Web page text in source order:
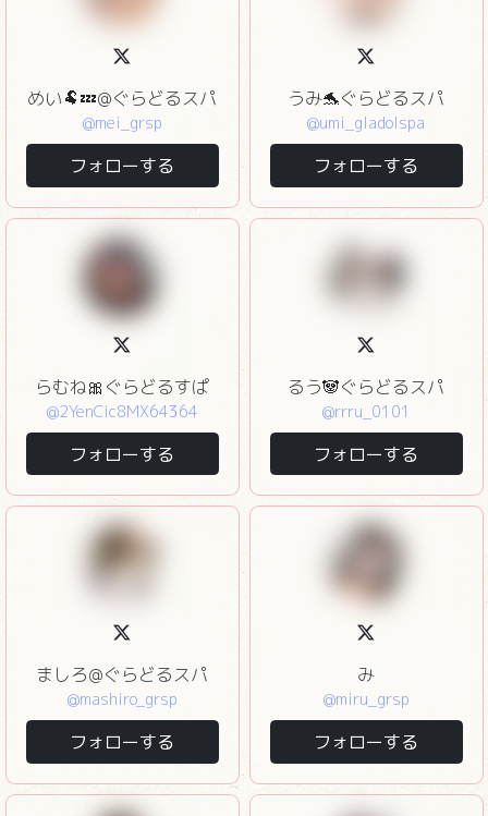
めい🐏💤@ぐらどるスパ
@mei_grsp
フォローする
うみ🐬ぐらどるスパ
@umi_gladolspa
フォローする
らむね🎀ぐらどるすぱ
@2YenCic8MX64364
フォローする
るう🐼ぐらどるスパ
@rrru_0101
フォローする
ましろ@ぐらどるスパ
@mashiro_grsp
フォローする
み
@miru_grsp
フォローする